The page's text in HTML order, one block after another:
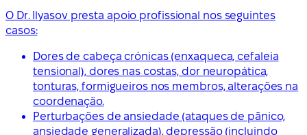
O Dr. Ilyasov presta apoio profissional nos seguintes
casos:
Dores de cabeça crónicas (enxaqueca, cefaleia
tensional), dores nas costas, dor neuropática,
tonturas, formigueiros nos membros, alterações na
coordenação.
Perturbações de ansiedade (ataques de pânico,
ansiedade generalizada), depressão (incluindo